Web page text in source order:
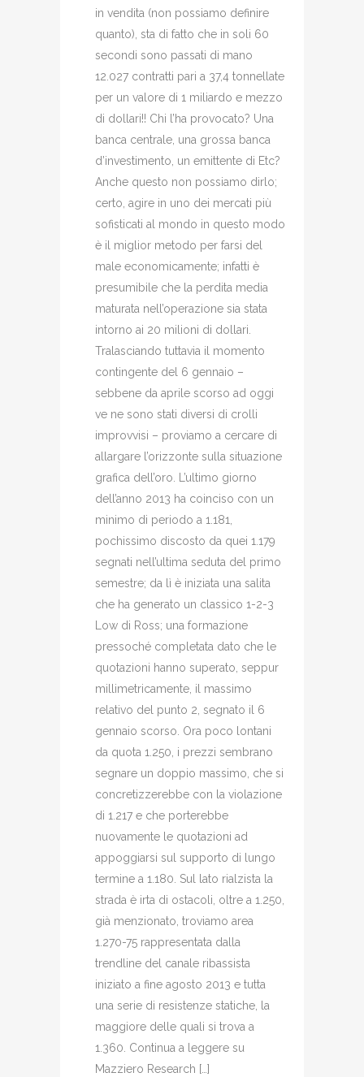
in vendita (non possiamo definire
quanto), sta di fatto che in soli 60
secondi sono passati di mano
12.027 contratti pari a 37,4 tonnellate
per un valore di 1 miliardo e mezzo
di dollari!! Chi l’ha provocato? Una
banca centrale, una grossa banca
d’investimento, un emittente di Etc?
Anche questo non possiamo dirlo;
certo, agire in uno dei mercati più
sofisticati al mondo in questo modo
è il miglior metodo per farsi del
male economicamente; infatti è
presumibile che la perdita media
maturata nell’operazione sia stata
intorno ai 20 milioni di dollari.
Tralasciando tuttavia il momento
contingente del 6 gennaio –
sebbene da aprile scorso ad oggi
ve ne sono stati diversi di crolli
improvvisi – proviamo a cercare di
allargare l’orizzonte sulla situazione
grafica dell’oro. L’ultimo giorno
dell’anno 2013 ha coinciso con un
minimo di periodo a 1.181,
pochissimo discosto da quei 1.179
segnati nell’ultima seduta del primo
semestre; da lì è iniziata una salita
che ha generato un classico 1-2-3
Low di Ross; una formazione
pressoché completata dato che le
quotazioni hanno superato, seppur
millimetricamente, il massimo
relativo del punto 2, segnato il 6
gennaio scorso. Ora poco lontani
da quota 1.250, i prezzi sembrano
segnare un doppio massimo, che si
concretizzerebbe con la violazione
di 1.217 e che porterebbe
nuovamente le quotazioni ad
appoggiarsi sul supporto di lungo
termine a 1.180. Sul lato rialzista la
strada è irta di ostacoli, oltre a 1.250,
già menzionato, troviamo area
1.270-75 rappresentata dalla
trendline del canale ribassista
iniziato a fine agosto 2013 e tutta
una serie di resistenze statiche, la
maggiore delle quali si trova a
1.360. Continua a leggere su
Mazziero Research […]